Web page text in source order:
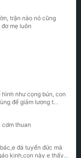
trận nào nó cũng
mẹ luôn
như cọng bún, con
để giảm lương t...
cdm thuan
đá tuyển đức mà
kinh,con này e thấy...